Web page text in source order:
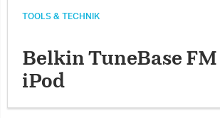
TOOLS & TECHNIK
Belkin TuneBase
iPod